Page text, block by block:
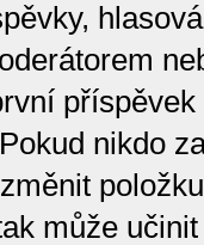
nikdo
může